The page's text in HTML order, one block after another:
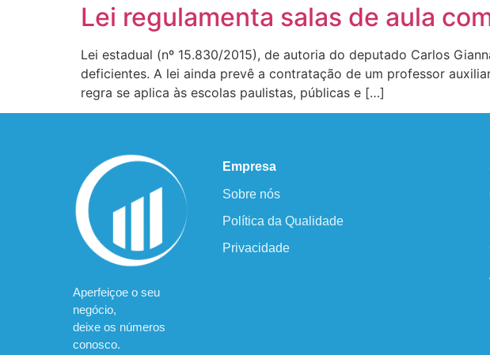
Lei regulamenta salas de aula
Lei estadual (nº 15.830/2015), de autoria do deputado Carlos
deficientes. A lei ainda prevê a contratação de um professor
regra se aplica às escolas paulistas, públicas e […]
Aperfeiçoe o seu
negócio,
deixe os números
conosco.
Empresa
Sobre nós
Política da Qualidade
Privacidade